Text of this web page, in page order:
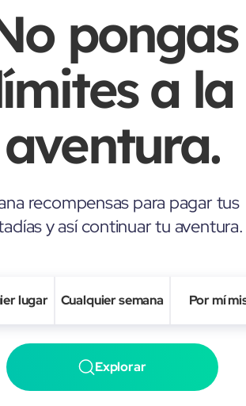
pongas
a la
aventura.
recompensas para pagar tus
y así continuar tu aventura.
lugar Cualquier semana Por mí
Explorar